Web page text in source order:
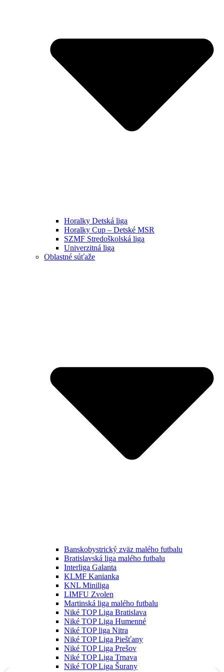
Horalky Detská liga
Horalky Cup – Detské MSR
SZMF Stredoškolská liga
Univerzitná liga
Oblastné súťaže
Banskobystrický zväz malého futbalu
Bratislavská liga malého futbalu
Interliga Galanta
KLMF Kanianka
KNL Miniliga
LIMFU Zvolen
Martinská liga malého futbalu
Niké TOP Liga Bratislava
Niké TOP Liga Humenné
Niké TOP liga Nitra
Niké TOP Liga Piešťany
Niké TOP Liga Prešov
Niké TOP Liga Trnava
Niké TOP Liga Šurany